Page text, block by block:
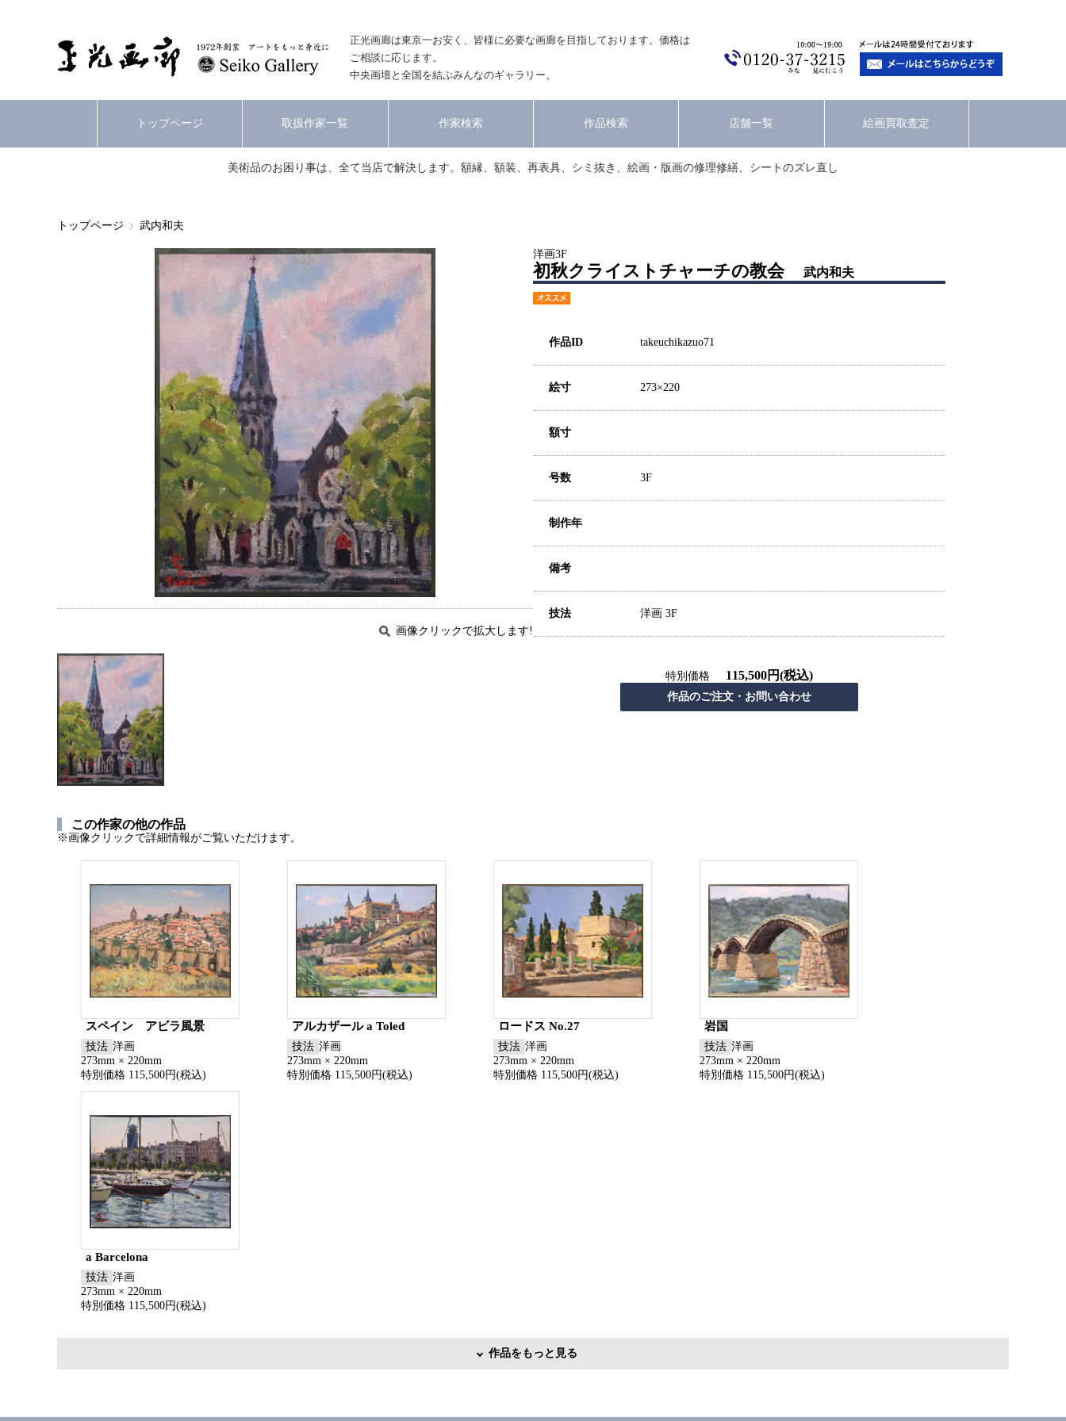
正光画廊は東京一お安く、皆様に必要な画廊を目指しております。価格は
ご相談に応じます。
中央画壇と全国を結ぶみんなのギャラリー。
トップページ 取扱作家一覧 作家検索 作品検索 店舗一覧 絵画買取査定
美術品のお困り事は、全て当店で解決します。額縁、額装、再表具、シミ抜き、絵画・版画の修理修繕、シートのズレ直し
トップページ 武内和夫
画像クリックで拡大します!
洋画3F
初秋クライストチャーチの教会 武内和夫
作品ID takeuchikazuo71
絵寸 273×220
額寸
号数 3F
制作年
備考
技法 洋画 3F
特別価格 115,500円(税込)
この作家の他の作品
※画像クリックで詳細情報がご覧いただけます。
スペイン アビラ風景
技法 洋画
273mm × 220mm
特別価格 115,500円(税込)
アルカザール a Toled
技法 洋画
273mm × 220mm
特別価格 115,500円(税込)
ロードス No.27
技法 洋画
273mm × 220mm
特別価格 115,500円(税込)
岩国
技法 洋画
273mm × 220mm
特別価格 115,500円(税込)
a Barcelona
技法 洋画
273mm × 220mm
特別価格 115,500円(税込)
作品をもっと見る